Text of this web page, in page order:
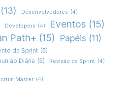
(13) Desenvolvedores (4)
Developers (4) Eventos (15)
Path+ (15) Papéis (11)
da Sprint (5)
Diária (5) Revisão da Sprint (4)
Master (4)